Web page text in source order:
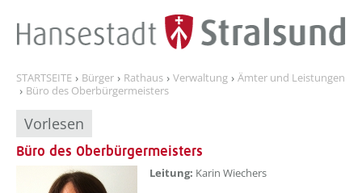
STARTSEITE Bürger Rathaus Verwaltung
Ämter und Leistungen
Büro des Oberbürgermeisters
Vorlesen
Büro des Oberbürgermeisters
Leitung: Karin Wiechers